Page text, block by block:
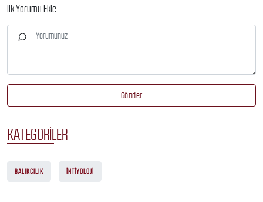
İlk Yorumu Ekle
Gönder
KATEGORILER
BALIKÇILIK İHTIYOLOJI